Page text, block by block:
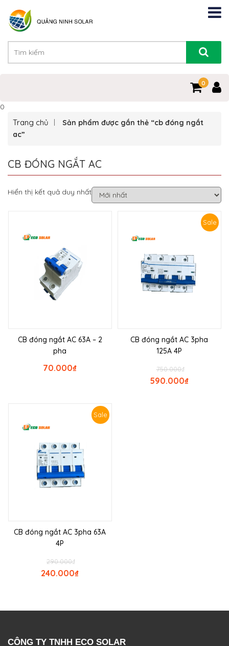
0
0
Trang chủ
Sản phẩm được gắn thẻ “cb đóng ngắt
ac”
CB ĐÓNG NGẮT AC
Hiển thị kết quả duy nhất
CB đóng ngắt AC 63A – 2
pha
₫
70.000
Sale
CB đóng ngắt AC 3pha
125A 4P
₫
750.000
₫
590.000
Sale
CB đóng ngắt AC 3pha 63A
4P
₫
290.000
₫
240.000
CÔNG TY TNHH ECO SOLAR